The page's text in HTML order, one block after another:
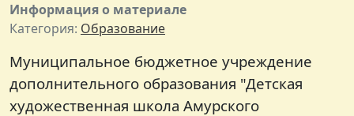
Информация о материале
Категория: Образование
Муниципальное бюджетное учреждение
дополнительного образования "Детская
художественная школа Амурского